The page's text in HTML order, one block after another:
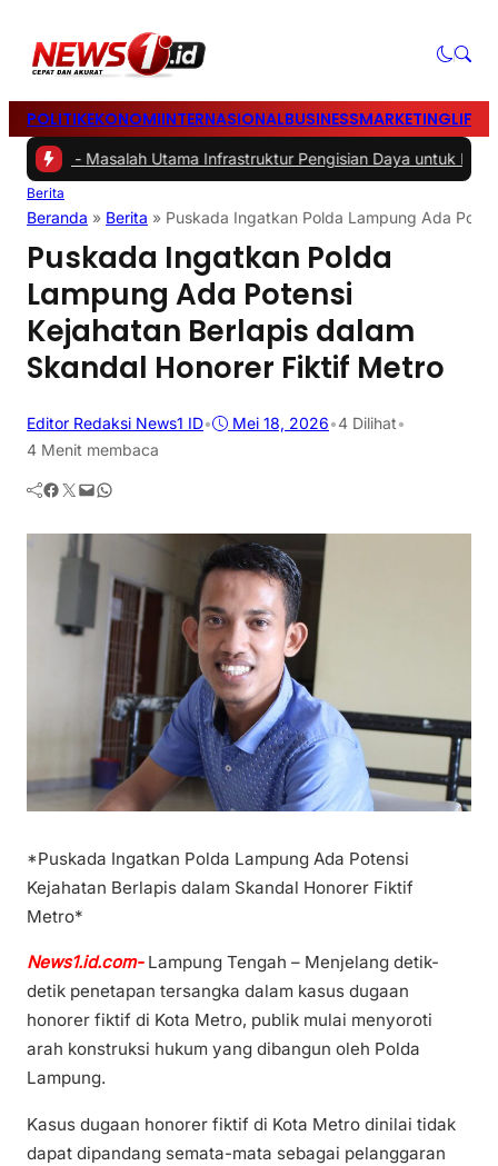
POLITIKEKONOMIINTERNASIONALBUSINESSMARKETING
Masalah Utama Infrastruktur Pengisian Daya untuk Mobil Listrik
Berita
Beranda » Berita » Puskada Ingatkan Polda Lampung Ada
Puskada Ingatkan Polda
Lampung Ada Potensi
Kejahatan Berlapis dalam
Skandal Honorer Fiktif Metro
Editor Redaksi News1 ID• Mei 18, 2026•4 Dilihat•
4 Menit membaca
Facebook Twitter Mail WhatsApp
*Puskada Ingatkan Polda Lampung Ada Potensi
Kejahatan Berlapis dalam Skandal Honorer Fiktif
Metro*
News1.id.com-Lampung Tengah – Menjelang detik-
detik penetapan tersangka dalam kasus dugaan
honorer fiktif di Kota Metro, publik mulai menyoroti
arah konstruksi hukum yang dibangun oleh Polda
Lampung.
Kasus dugaan honorer fiktif di Kota Metro dinilai tidak
dapat dipandang semata-mata sebagai pelanggaran